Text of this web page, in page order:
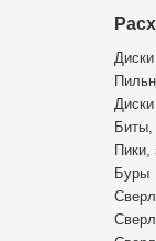
Биты,
Пики,
Буры